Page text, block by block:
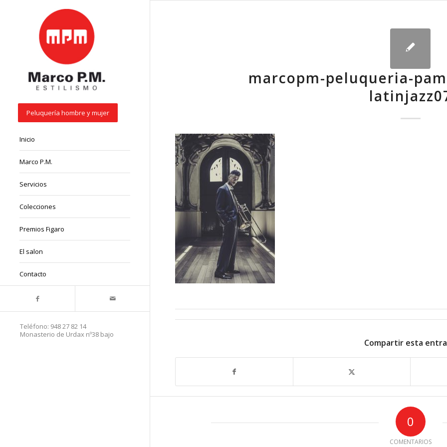
Peluquería hombre y mujer
Inicio
Marco P.M.
Servicios
Colecciones
Premios Figaro
El salon
Contacto
Teléfono: 948 27 82 14
Monasterio de Urdax nº38 bajo
marcopm-peluqueria-
Compartir esta
0
COMENTARIOS